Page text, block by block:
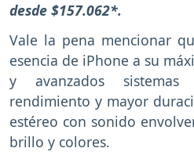
desde $157.062*.
Vale la pena mencionar
esencia de iPhone a su
y avanzados
rendimiento y mayor
estéreo con sonido
brillo y colores.